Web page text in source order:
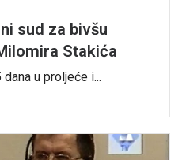
sud za bivšu
Stakića
u proljeće i...